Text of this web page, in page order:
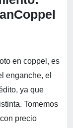
en coppel, es
enganche, el
ya que
Tomemos
precio